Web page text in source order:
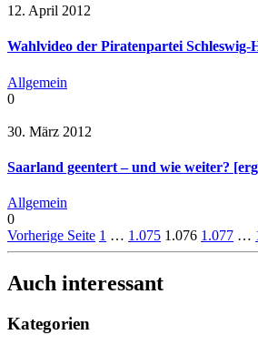
12. April 2012
Wahlvideo der Piratenpartei Schleswig-
Allgemein
0
30. März 2012
Saarland geentert – und wie weiter?
Allgemein
0
Vorherige Seite 1 … 1.075 1.076 1.077 …
Auch interessant
Kategorien